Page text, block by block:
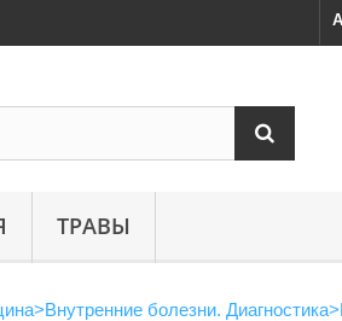
ТРАВЫ
>Внутренние болезни. Диагностика>